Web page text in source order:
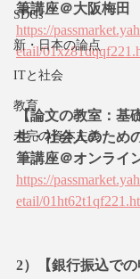
SDGs
新・日本の論点
ITと社会
教育
未完の資本主義
筆講座＠大阪梅田
https://
etail/
【論文の教室：基
生・社会人のため
筆講座＠オンライ
https://
etail/
2）【銀行振込での